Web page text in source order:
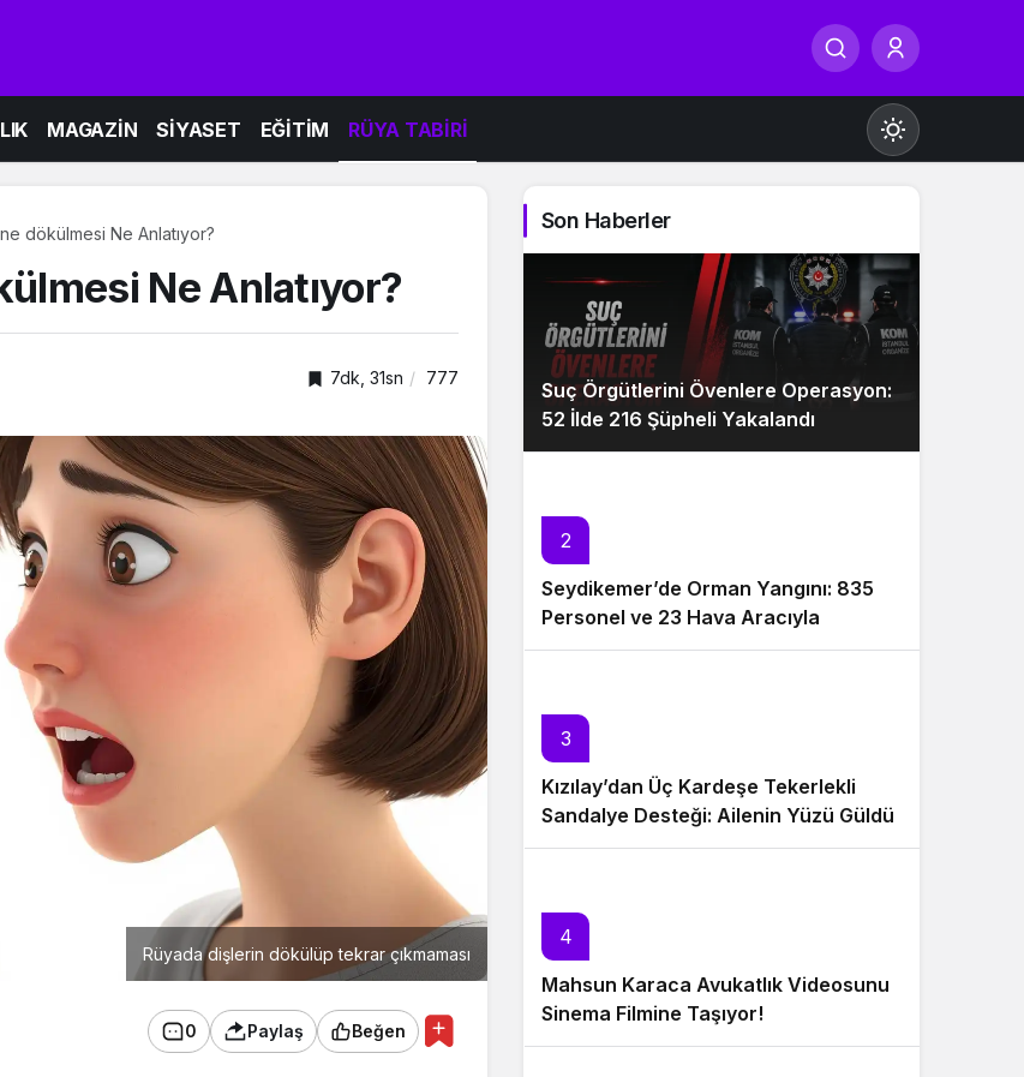
MAGAZİN SİYASET EĞİTİM RÜYA TABİRİ
Gündüz Modu
Gündüz modunu seçin.
Gece Modu
dökülmesi Ne Anlatıyor?
Ne Anlatıyor?
7dk, 31sn 777
Rüyada dişlerin dökülüp tekrar çıkmaması
0 Paylaş Beğen
Son Haberler
Suç Örgütlerini Övenlere Operasyon:
52 İlde 216 Şüpheli Yakalandı
2
Seydikemer’de Orman Yangını: 835
Personel ve 23 Hava Aracıyla
Müdahale Sürüyor
3
Kızılay’dan Üç Kardeşe Tekerlekli
Sandalye Desteği: Ailenin Yüzü Güldü
4
Mahsun Karaca Avukatlık Videosunu
Sinema Filmine Taşıyor!